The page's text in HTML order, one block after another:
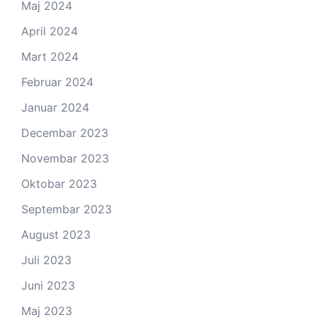
Maj 2024
April 2024
Mart 2024
Februar 2024
Januar 2024
Decembar 2023
Novembar 2023
Oktobar 2023
Septembar 2023
August 2023
Juli 2023
Juni 2023
Maj 2023